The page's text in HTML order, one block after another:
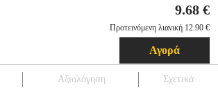
9.68 €
Προτεινόμενη λιανική 12.90 €
Αγορά
Αξιολόγηση Σχετικά